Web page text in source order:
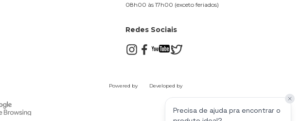
08h00 às 17h00 (exceto feriados)
Redes Sociais
Powered by Developed by
Precisa de ajuda pra encontrar o